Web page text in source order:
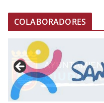
COLABORADORES